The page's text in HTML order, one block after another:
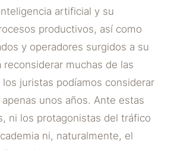
artificial y su
productivos, así como
y operadores surgidos a su
reconsiderar muchas de las
juristas podíamos considerar
unos años. Ante estas
ni los protagonistas del tráfico
ni, naturalmente, el